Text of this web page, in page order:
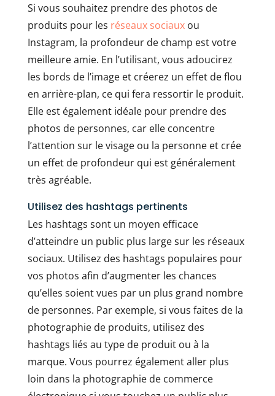
Si vous souhaitez prendre des photos de
produits pour les réseaux sociauxou
Instagram, la profondeur de champ est votre
meilleure amie. En l’utilisant, vous adoucirez
les bords de l’image et créerez un effet de flou
en arrière-plan, ce qui fera ressortir le produit.
Elle est également idéale pour prendre des
photos de personnes, car elle concentre
l’attention sur le visage ou la personne et crée
un effet de profondeur qui est généralement
très agréable.
Utilisez des hashtags pertinents
Les hashtags sont un moyen efficace
d’atteindre un public plus large sur les réseaux
sociaux. Utilisez des hashtags populaires pour
vos photos afin d’augmenter les chances
qu’elles soient vues par un plus grand nombre
de personnes. Par exemple, si vous faites de la
photographie de produits, utilisez des
hashtags liés au type de produit ou à la
marque. Vous pourrez également aller plus
loin dans la photographie de commerce